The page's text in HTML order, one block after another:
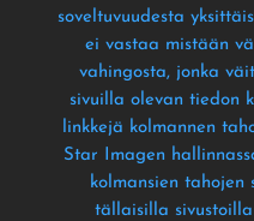
soveltuvuudesta
ei vastaa mistään
vahingosta, jonka
sivuilla olevan tiedon
linkkejä kolmannen
Star Imagen
kolmansien tahojen
tällaisilla